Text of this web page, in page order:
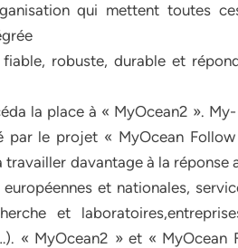
qui mettent toutes
robuste, durable et
la place à « MyOcean2 ».
le projet « MyOcean
davantage à la réponse
et nationales,
et
« MyOcean2 » et «